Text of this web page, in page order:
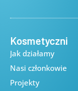
Kosmetyczni
Jak działamy
Nasi członkowie
Projekty